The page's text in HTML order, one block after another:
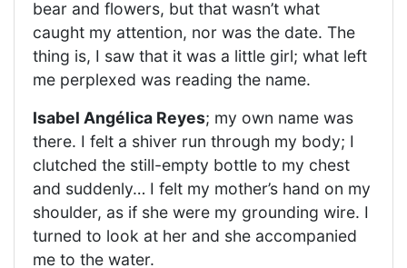
bear and flowers, but that wasn’t what
caught my attention, nor was the date. The
thing is, I saw that it was a little girl; what left
me perplexed was reading the name.
Isabel Angélica Reyes; my own name was
there. I felt a shiver run through my body; I
clutched the still-empty bottle to my chest
and suddenly… I felt my mother’s hand on my
shoulder, as if she were my grounding wire. I
turned to look at her and she accompanied
me to the water.